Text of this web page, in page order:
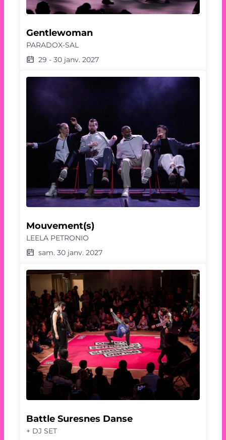
Gentlewoman
PARADOX-SAL
29 - 30 janv. 2027
Mouvement(s)
LEELA PETRONIO
sam. 30 janv. 2027
Battle Suresnes Danse
+ DJ SET